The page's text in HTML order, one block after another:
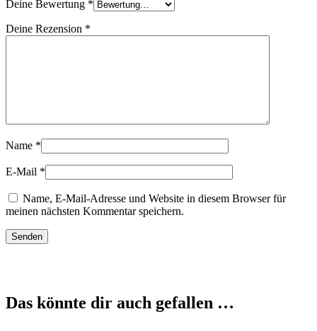
Deine Bewertung *
Deine Rezension *
Name *
E-Mail *
Name, E-Mail-Adresse und Website in diesem Browser für
meinen nächsten Kommentar speichern.
Das könnte dir auch gefallen …